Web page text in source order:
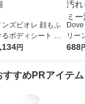
ンズビオレ 顔もふ
るボディシート 清
感のあるせっけんの
円
リー
詰替
688
すめPRアイテム